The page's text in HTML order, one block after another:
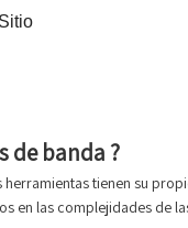
Sitio
de banda ?
tienen su
en las complejidades de